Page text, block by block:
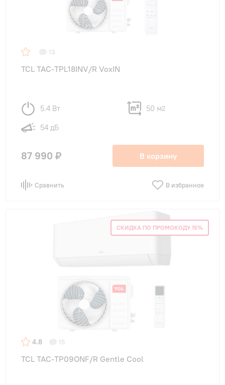
13
TCL TAC-TPL18INV/R VoxIN
5.4 Вт 50 м2
54 дБ
87 990 ₽ В корзину
Сравнить В избранное
СКИДКА ПО ПРОМОКОДУ 15%
4.8 15
TCL TAC-TP09ONF/R Gentle Cool